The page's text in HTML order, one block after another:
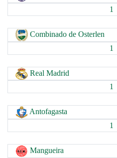
1
Combinado de Osterlen
1
Real Madrid
1
Antofagasta
1
Mangueira